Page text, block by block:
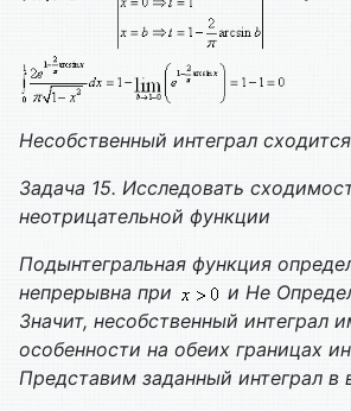
Несобственный интеграл
Задача 15. Исследовать
неотрицательной функции
Подынтегральная функция
непрерывна при
и Не
Значит, несобственный интеграл
особенности на обеих границах
Представим заданный интеграл в